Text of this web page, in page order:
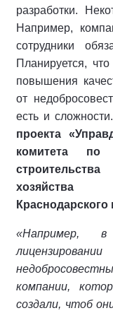
разработки.
Например,
сотрудники
Планируется,
повышения
от
есть и
проекта
комитета по
хозяйства
«Например, в
компании,
создали, чтоб